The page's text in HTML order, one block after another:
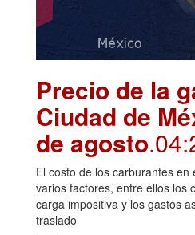
Precio de la
Ciudad de
de agosto
El costo de los carburantes
varios factores, entre ellos los
carga impositiva y los gastos
traslado